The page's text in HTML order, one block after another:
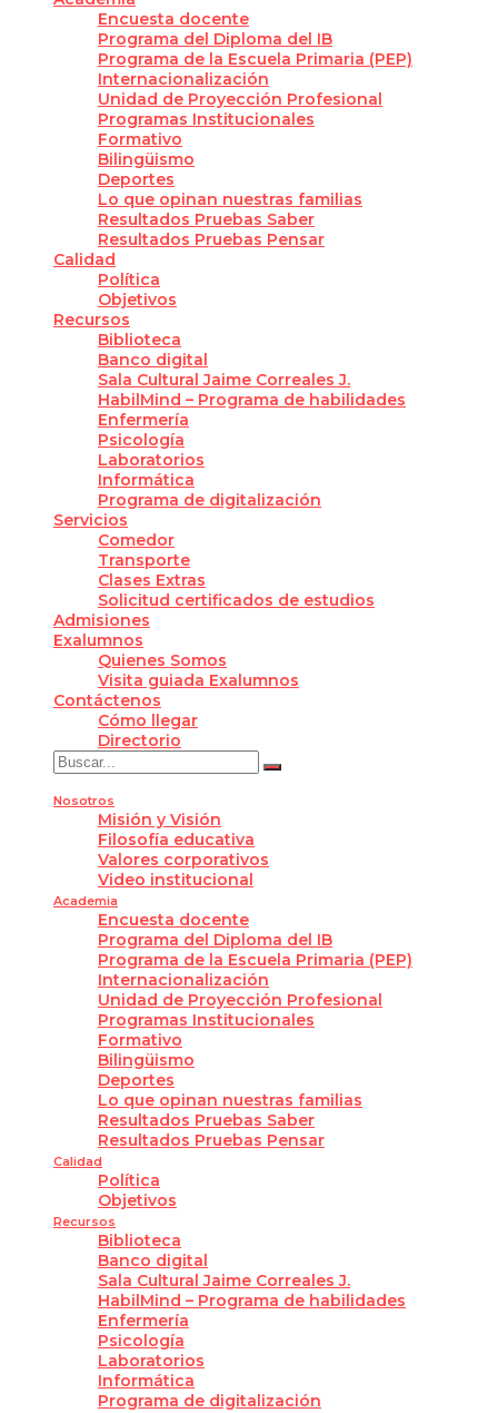
Encuesta docente
Programa del Diploma del IB
Programa de la Escuela Primaria (PEP)
Internacionalización
Unidad de Proyección Profesional
Programas Institucionales
Formativo
Bilingüismo
Deportes
Lo que opinan nuestras familias
Resultados Pruebas Saber
Resultados Pruebas Pensar
Calidad
Política
Objetivos
Recursos
Biblioteca
Banco digital
Sala Cultural Jaime Correales J.
HabilMind – Programa de habilidades
Enfermería
Psicología
Laboratorios
Informática
Programa de digitalización
Servicios
Comedor
Transporte
Clases Extras
Solicitud certificados de estudios
Admisiones
Exalumnos
Quienes Somos
Visita guiada Exalumnos
Contáctenos
Cómo llegar
Directorio
Nosotros
Misión y Visión
Filosofía educativa
Valores corporativos
Video institucional
Academia
Encuesta docente
Programa del Diploma del IB
Programa de la Escuela Primaria (PEP)
Internacionalización
Unidad de Proyección Profesional
Programas Institucionales
Formativo
Bilingüismo
Deportes
Lo que opinan nuestras familias
Resultados Pruebas Saber
Resultados Pruebas Pensar
Calidad
Política
Objetivos
Recursos
Biblioteca
Banco digital
Sala Cultural Jaime Correales J.
HabilMind – Programa de habilidades
Enfermería
Psicología
Laboratorios
Informática
Programa de digitalización